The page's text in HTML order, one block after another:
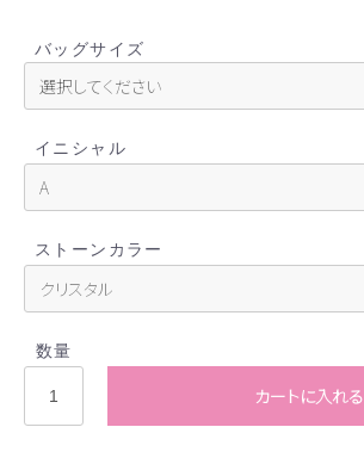
バッグサイズ
イニシャル
ストーンカラー
数量
カートに入れる